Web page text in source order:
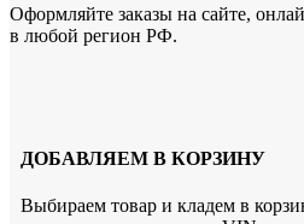
Оформляйте заказы на сайте,
в любой регион РФ.
ДОБАВЛЯЕМ В КОРЗИНУ
Выбираем товар и кладем в